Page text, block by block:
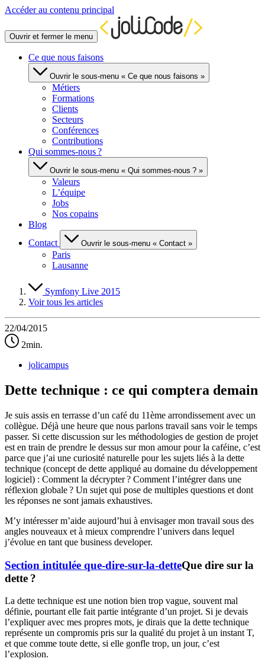
Accéder au contenu principal
Ouvrir et fermer le menu
Ce que nous faisons
Ouvrir le sous-menu « Ce que nous faisons »
Métiers
Formations
Clients
Secteurs
Conférences
Contributions
Qui sommes-nous ?
Ouvrir le sous-menu « Qui sommes-nous ? »
Valeurs
L’équipe
Jobs
Nos copains
Blog
Contact
Ouvrir le sous-menu « Contact »
Paris
Lausanne
Symfony Live 2015
Voir tous les articles
22/04/2015
2min.
jolicampus
Dette technique : ce qui comptera demain
Je suis assis en terrasse d’un café du 11ème arrondissement avec un
collègue. Déjà une heure que nous parlons travail sans voir le temps
passer. Si cette discussion sur les méthodologies de gestion de projet
est en train de prendre le dessus sur mon amour pour la caféine, c’est
parce que j’ai une curiosité naturelle pour les sujets liés à la dette
technique (concept de dette appliqué au domaine du développement
logiciel) : Comment la décrypter ? Comment l’intégrer dans une
réflexion globale ? Un sujet qui pose de multiples questions et dont
les réponses ne sont jamais exhaustives.
M’y intéresser m’aide aujourd’hui à envisager mon travail sous des
angles nouveaux et à mieux comprendre l’univers dans lequel
j’évolue en tant que business developer.
Section intitulée que-dire-sur-la-detteQue dire sur la
dette ?
La dette technique est une notion bien trop vague, souvent mal
définie, pourtant elle fait partie intégrante d’un projet. Si je devais
l’expliquer avec mes propres mots, je dirais que la dette technique
représente un compromis pris sur la qualité du projet à un instant T,
et que comme toute dette, si elle gonfle trop, un jour, c’est
l’explosion.